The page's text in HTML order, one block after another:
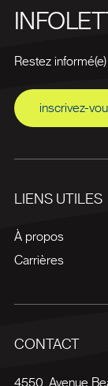
Restez
inscrivez-
LIENS UTILES
À propos
Carrières
CONTACT
4550, Avenue